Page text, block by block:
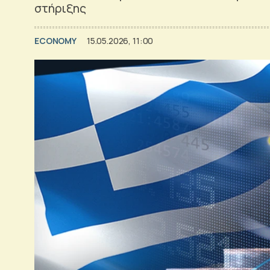
στήριξης
ECONOMY 15.05.2026, 11:00